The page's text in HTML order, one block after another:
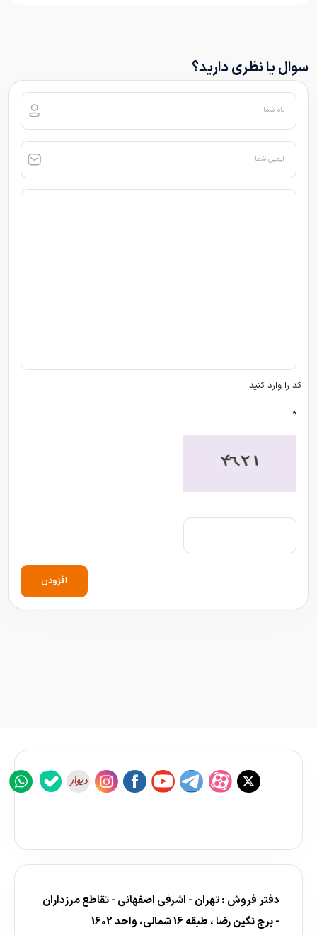
سوال یا نظری دارید؟
نام شما
ایمیل شما
کد را وارد کنید:
*
افزودن
دفتر فروش : تهران - اشرفی اصفهانی - تقاطع مرزداران
- برج نگین رضا ، طبقه 16 شمالی، واحد 1602